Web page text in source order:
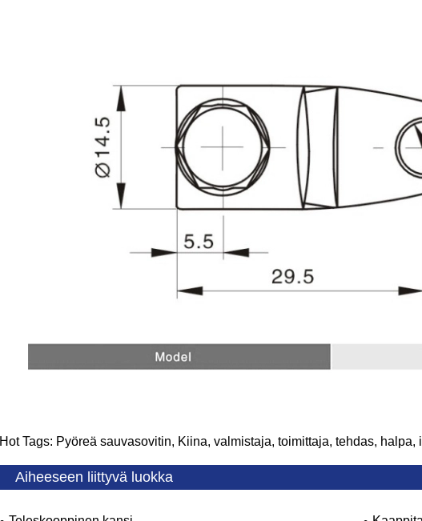
Hot Tags: Pyöreä sauvasovitin, Kiina, valmistaja, toimittaja, tehdas,
Aiheeseen liittyvä luokka